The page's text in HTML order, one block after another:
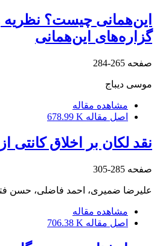
این‌همانی چیست؟ نظریه
گزاره‌های این‌همانی
صفحه 265-284
موسی دیباج
مشاهده مقاله
اصل مقاله 678.99 K
نقد لکان بر اخلاق
صفحه 285-305
علیرضا ضمیری، احمد فاضلی، حسن
مشاهده مقاله
اصل مقاله 706.38 K